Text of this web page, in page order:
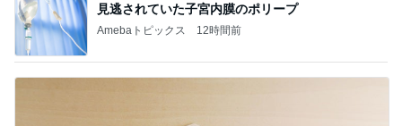
見逃されていた子宮内膜のポリープ
Amebaトピックス 12時間前